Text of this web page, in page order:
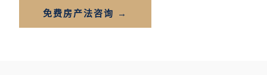
免费房产法咨询 →